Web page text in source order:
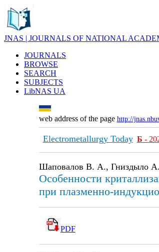
JNAS | JOURNALS OF NATIONAL
JOURNALS
BROWSE
SEARCH
SUBJECTS
LibNAS UA
web address of the page http://
Electrometallurgy Today Б -
Шаповалов В. А., Гниздыло
Особенности
при плазменно-
PDF